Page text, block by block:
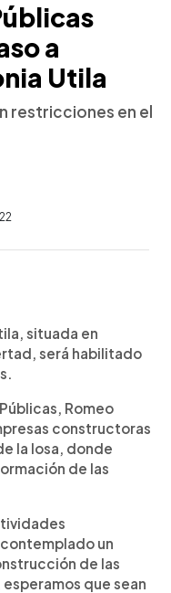
a
Utila
restricciones en el
situada en
será habilitado
Romeo
constructoras
la losa, donde
de las
un
de las
que sean